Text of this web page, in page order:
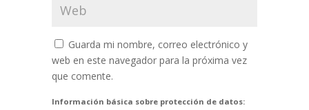
Guarda mi nombre, correo electrónico y
web en este navegador para la próxima vez
que comente.
Información básica sobre protección de datos: